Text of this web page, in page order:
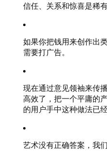
信任、关系和惊喜是稀有
如果你把钱用来创作出
需要打广告。
现在通过意见领袖来传
高效了，把一个平庸的
的用户手中这种做法已
艺术没有正确答案，我